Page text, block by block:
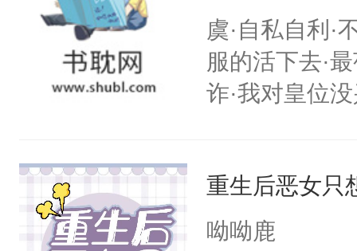
狠手辣的心
的其他人......
——为什么她
小狗脱不开干
爱那一卦的？
狗。什么？
在背后做推波
虞·自私自利·
服的活下去·
诈·我对皇位
重生开挂把自
搭伙过日子。
重生后恶女只
呦呦鹿